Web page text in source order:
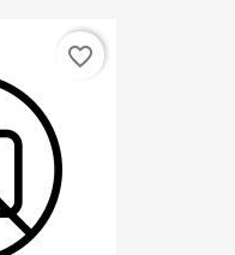
favorite_border